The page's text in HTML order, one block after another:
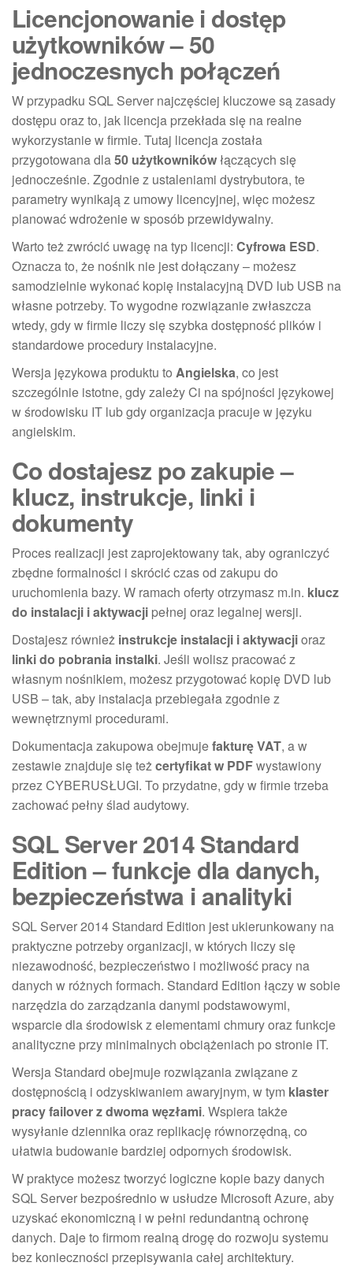
Licencjonowanie i dostęp
użytkowników – 50
jednoczesnych połączeń
W przypadku SQL Server najczęściej kluczowe są zasady
dostępu oraz to, jak licencja przekłada się na realne
wykorzystanie w firmie. Tutaj licencja została
przygotowana dla50 użytkownikówłączących się
jednocześnie. Zgodnie z ustaleniami dystrybutora, te
parametry wynikają z umowy licencyjnej, więc możesz
planować wdrożenie w sposób przewidywalny.
Warto też zwrócić uwagę na typ licencji: Cyfrowa ESD.
Oznacza to, że nośnik nie jest dołączany – możesz
samodzielnie wykonać kopię instalacyjną DVD lub USB na
własne potrzeby. To wygodne rozwiązanie zwłaszcza
wtedy, gdy w firmie liczy się szybka dostępność plików i
standardowe procedury instalacyjne.
Wersja językowa produktu to Angielska, co jest
szczególnie istotne, gdy zależy Ci na spójności językowej
w środowisku IT lub gdy organizacja pracuje w języku
angielskim.
Co dostajesz po zakupie –
klucz, instrukcje, linki i
dokumenty
Proces realizacji jest zaprojektowany tak, aby ograniczyć
zbędne formalności i skrócić czas od zakupu do
uruchomienia bazy. W ramach oferty otrzymasz m.in. klucz
do instalacji i aktywacji pełnej oraz legalnej wersji.
Dostajesz również instrukcje instalacji i aktywacjioraz
linki do pobrania instalki. Jeśli wolisz pracować z
własnym nośnikiem, możesz przygotować kopię DVD lub
USB – tak, aby instalacja przebiegała zgodnie z
wewnętrznymi procedurami.
Dokumentacja zakupowa obejmujefakturę VAT, a w
zestawie znajduje się teżcertyfikat w PDFwystawiony
przez CYBERUSŁUGI. To przydatne, gdy w firmie trzeba
zachować pełny ślad audytowy.
SQL Server 2014 Standard
Edition – funkcje dla danych,
bezpieczeństwa i analityki
SQL Server 2014 Standard Edition jest ukierunkowany na
praktyczne potrzeby organizacji, w których liczy się
niezawodność, bezpieczeństwo i możliwość pracy na
danych w różnych formach. Standard Edition łączy w sobie
narzędzia do zarządzania danymi podstawowymi,
wsparcie dla środowisk z elementami chmury oraz funkcje
analityczne przy minimalnych obciążeniach po stronie IT.
Wersja Standard obejmuje rozwiązania związane z
dostępnością i odzyskiwaniem awaryjnym, w tym klaster
pracy failover z dwoma węzłami. Wspiera także
wysyłanie dziennika oraz replikację równorzędną, co
ułatwia budowanie bardziej odpornych środowisk.
W praktyce możesz tworzyć logiczne kopie bazy danych
SQL Server bezpośrednio w usłudze Microsoft Azure, aby
uzyskać ekonomiczną i w pełni redundantną ochronę
danych. Daje to firmom realną drogę do rozwoju systemu
bez konieczności przepisywania całej architektury.